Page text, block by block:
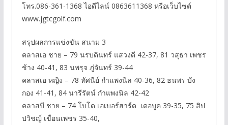
โทร.086-361-1368 ไอดีไลน์ 0863611368 หรือเว็บไซต์
www.jgtcgolf.com
สรุปผลการแข่งขัน สนาม 3
คลาสเอ ชาย – 79 นรบดินทร์ แสวงดี 42-37, 81 วสุธา เพชร
ช้าง 40-41, 83 นพรุจ ภู่จันทร์ 39-44
คลาสเอ หญิง – 78 ทัศนีย์ กำแพงนิล 40-36, 82 ธนพร บัง
กอง 41-41, 84 นารีรัตน์ กำแพงนิล 42-42
คลาสบี ชาย – 74 โบโด เอเบอร์ฮาร์ด เดอบูค 39-35, 75 สิป
ปวิชญ์ เขื่อนเพชร 35-40,